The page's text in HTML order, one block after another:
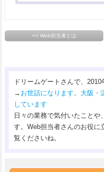
<< Web担当者とは
ドリームゲートさんで、
→ お世話になります。大阪・
しています
日々の業務で気付いたことや
す。Web担当者さんのお役に
覧くださいね。